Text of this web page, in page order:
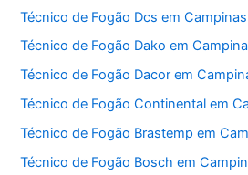
Técnico de Fogão Dcs em Campinas
Técnico de Fogão Dako em
Técnico de Fogão Dacor em
Técnico de Fogão Continental em
Técnico de Fogão Brastemp em
Técnico de Fogão Bosch em